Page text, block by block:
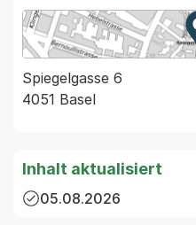
Spiegelgasse 6
4051 Basel
Inhalt aktualisiert
05.08.2026